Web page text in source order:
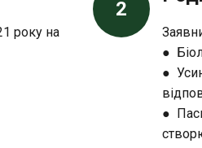
року на
2
●
●
●